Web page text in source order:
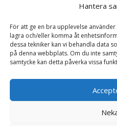
Hantera
För att ge en bra upplevelse
lagra och/eller komma åt
dessa tekniker kan vi behandla data
på denna webbplats. Om du inte
samtycke kan detta påverka vissa
Haribo Starmix - 170 g
380 Views25kr
Godsaker "Till mitt hjärta" -